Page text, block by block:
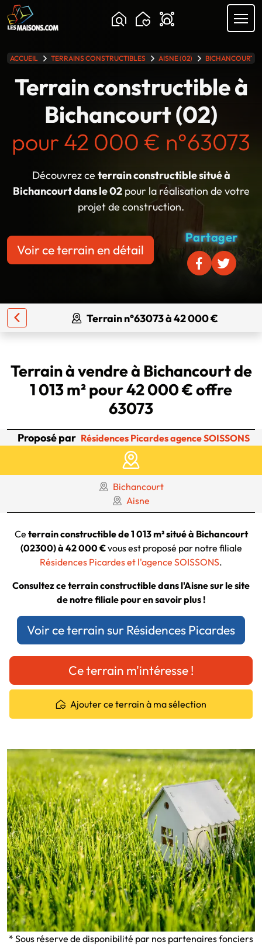
Chargement...
ACCUEIL TERRAINS CONSTRUCTIBLES AISNE (02) BICHANCOURT
Terrain constructible à
Bichancourt (02)
pour 42 000 € n°63073
Découvrez ce terrain constructible situé à
Bichancourt dans le 02pour la réalisation de votre
projet de construction.
Voir ce terrain en détail
Partager
Terrain n°63073 à 42 000 €
Terrain à vendre à Bichancourt de
1 013 m² pour 42 000 € offre
63073
Proposé par Résidences Picardes agence SOISSONS
Bichancourt
Aisne
Ce terrain constructible de 1 013 m² situé à Bichancourt
(02300) à 42 000 €vous est proposé par notre filiale
Résidences Picardes et l'agence SOISSONS.
Consultez ce terrain constructible dans l'Aisne sur le site
de notre filiale pour en savoir plus !
Voir ce terrain sur Résidences Picardes
Ce terrain m'intéresse !
Ajouter ce terrain à ma sélection
* Sous réserve de disponibilité par nos partenaires fonciers